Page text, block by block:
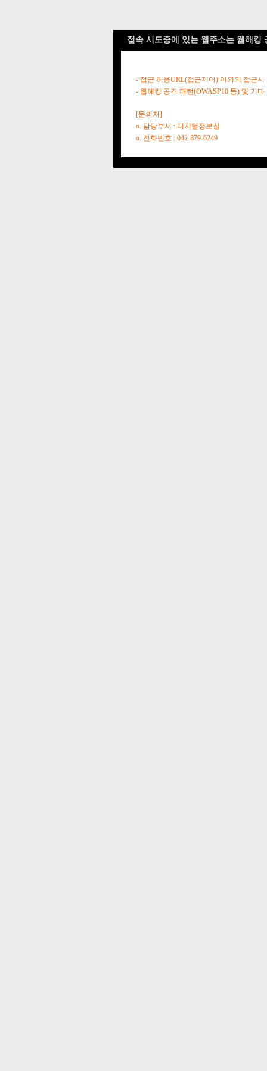
접속 시도중에 있는 웹주소는 웹해킹
- 접근 허용URL(접근제어) 이외의 접근시
- 웹해킹 공격 패턴(OWASP10 등) 및 기
[문의처]
o. 담당부서 : 디지털정보실
o. 전화번호 : 042-879-6249